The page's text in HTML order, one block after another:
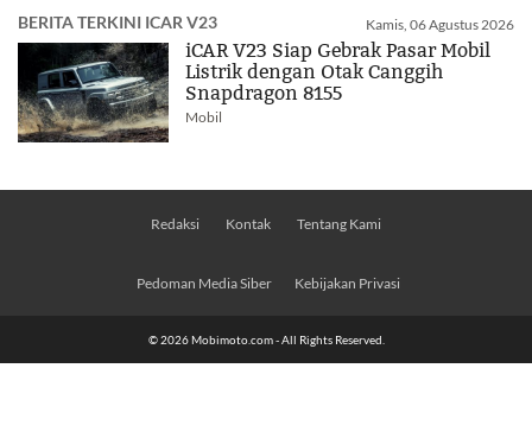
BERITA TERKINI ICAR V23 Kamis, 06 Agustus 2026
iCAR V23 Siap Gebrak Pasar Mobil
Listrik dengan Otak Canggih
Snapdragon 8155
Mobil
Redaksi Kontak Tentang Kami
Pedoman Media Siber Kebijakan Privasi
© 2026 Mobimoto.com - All Rights Reserved.